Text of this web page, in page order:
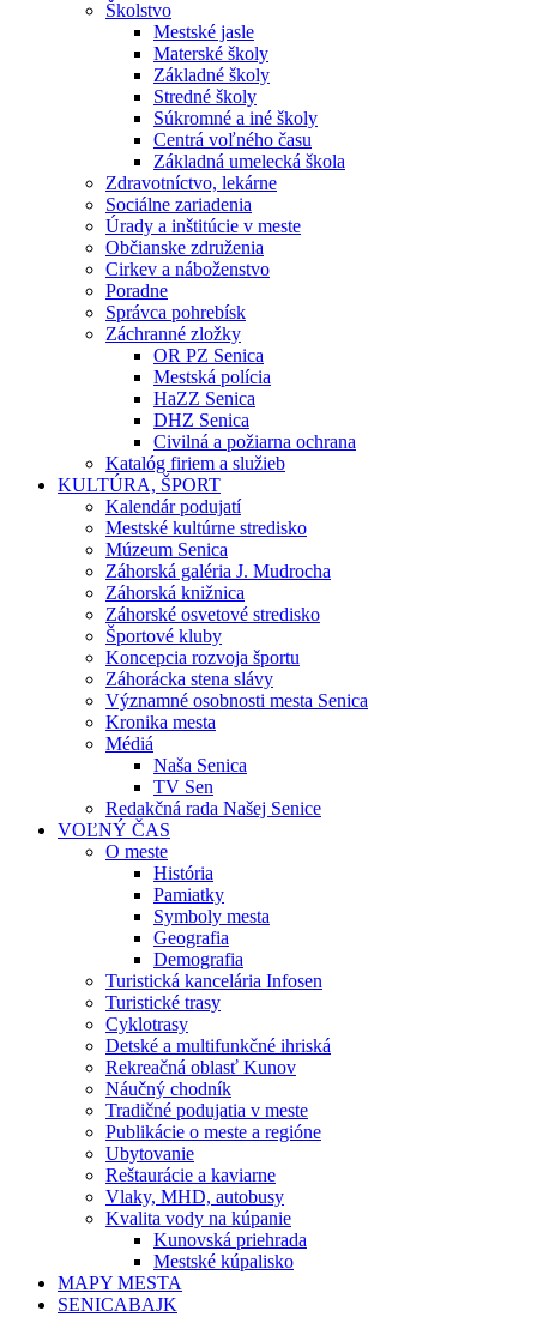
Školstvo
Mestské jasle
Materské školy
Základné školy
Stredné školy
Súkromné a iné školy
Centrá voľného času
Základná umelecká škola
Zdravotníctvo, lekárne
Sociálne zariadenia
Úrady a inštitúcie v meste
Občianske združenia
Cirkev a náboženstvo
Poradne
Správca pohrebísk
Záchranné zložky
OR PZ Senica
Mestská polícia
HaZZ Senica
DHZ Senica
Civilná a požiarna ochrana
Katalóg firiem a služieb
KULTÚRA, ŠPORT
Kalendár podujatí
Mestské kultúrne stredisko
Múzeum Senica
Záhorská galéria J. Mudrocha
Záhorská knižnica
Záhorské osvetové stredisko
Športové kluby
Koncepcia rozvoja športu
Záhorácka stena slávy
Významné osobnosti mesta Senica
Kronika mesta
Médiá
Naša Senica
TV Sen
Redakčná rada Našej Senice
VOĽNÝ ČAS
O meste
História
Pamiatky
Symboly mesta
Geografia
Demografia
Turistická kancelária Infosen
Turistické trasy
Cyklotrasy
Detské a multifunkčné ihriská
Rekreačná oblasť Kunov
Náučný chodník
Tradičné podujatia v meste
Publikácie o meste a regióne
Ubytovanie
Reštaurácie a kaviarne
Vlaky, MHD, autobusy
Kvalita vody na kúpanie
Kunovská priehrada
Mestské kúpalisko
MAPY MESTA
SENICABAJK